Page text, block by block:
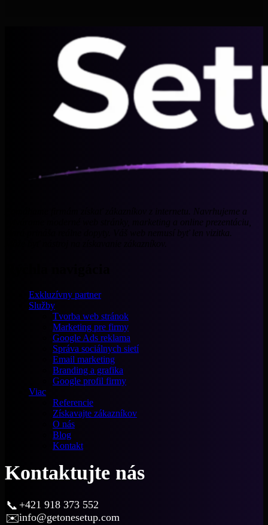
Pomáhame firmám získať zákazníkov z internetu. Navrhujeme a
vytvárame moderné web stránky, marketing a online prezentáciu,
ktorá prináša reálne dopyty. Váš web nemusí byť len vizitka.
Exkluzívny partner
Služby
Tvorba web stránok
Marketing pre firmy
Google Ads reklama
Správa sociálnych sietí
Email marketing
Branding a grafika
Google profil firmy
Viac
Referencie
Získavajte zákazníkov
O nás
Blog
Kontakt
Kontaktujte nás
📞 +421 918 373 552
✉️info@getonesetup.com